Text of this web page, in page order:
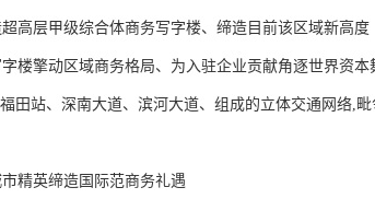
高层甲级综合体商务写字楼、缔造目前该区域新高度
楼擎动区域商务格局、为入驻企业贡献角逐世界资本
田站、深南大道、滨河大道、组成的立体交通网络,
精英缔造国际范商务礼遇